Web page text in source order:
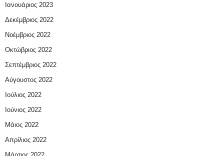
Ιανουάριος 2023
Δεκέμβριος 2022
Νοέμβριος 2022
Οκτώβριος 2022
Σεπτέμβριος 2022
Αύγουστος 2022
Ιούλιος 2022
Ιούνιος 2022
Μάιος 2022
Απρίλιος 2022